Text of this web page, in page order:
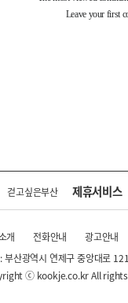
걷고싶은부산 제휴서비스
개 전화안내 광고안내
부산광역시 연제구 중앙대로
ⓒ kookje.co.kr All